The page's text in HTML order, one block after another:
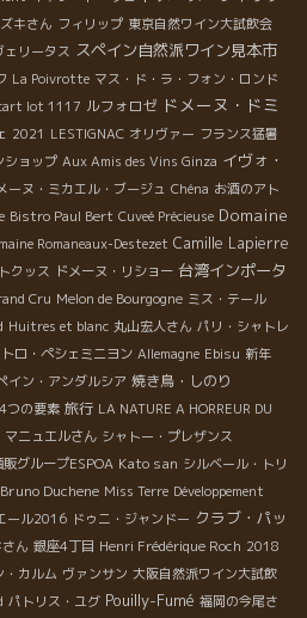
キさん フィリップ 東京自然ワイン大試飲会
ェリータス スペイン自然派ワイン見本市
La Poivrotte マス・ド・ラ・フォン・ロンド
lot 1117 ルフォロゼ ドメーヌ・ドミ
2021 LESTIGNAC オリヴァー フランス猛暑
ショップ Aux Amis des Vins Ginza イヴォ・
ーヌ・ミカエル・ブージュ Chéna お酒のアト
Bistro Paul Bert Cuveé Précieuse Domaine
Romaneaux-Destezet Camille Lapierre
クッス ドメーヌ・リショー 台湾インポータ
Cru Melon de Bourgogne ミス・テール
Huitres et blanc 丸山宏人さん パリ・シャトレ
ロ・ペシェミニヨン Allemagne Ebisu 新年
イン・アンダルシア 焼き鳥・しのり
つの要素 旅行 LA NATURE A HORREUR DU
マニュエルさん シャトー・プレザンス
販グループESPOA Kato san シルベール・トリ
Bruno Duchene Miss Terre Développement
ール2016 ドゥニ・ジャンドー クラブ・パッ
ん 銀座4丁目 Henri Frédérique Roch 2018
・カルム ヴァンサン 大阪自然派ワイン大試飲
パトリス・ユグ Pouilly-Fumé 福岡の今尾さ